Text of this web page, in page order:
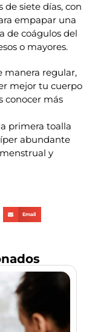
siete días, con
empapar una
de coágulos del
o mayores.
manera regular,
mejor tu cuerpo
conocer más
primera toalla
abundante
y
Email